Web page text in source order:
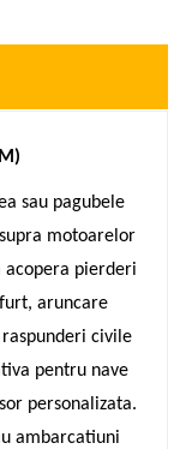
sau pagubele
motoarelor
acopera pierderi
aruncare
civile
pentru nave
personalizata.
ambarcatiuni